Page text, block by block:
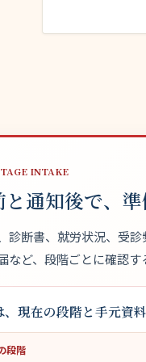
INTAKE
と通知後で、
診断書、就労状況、受
など、段階ごとに確認す
、現在の段階と手元資
段階